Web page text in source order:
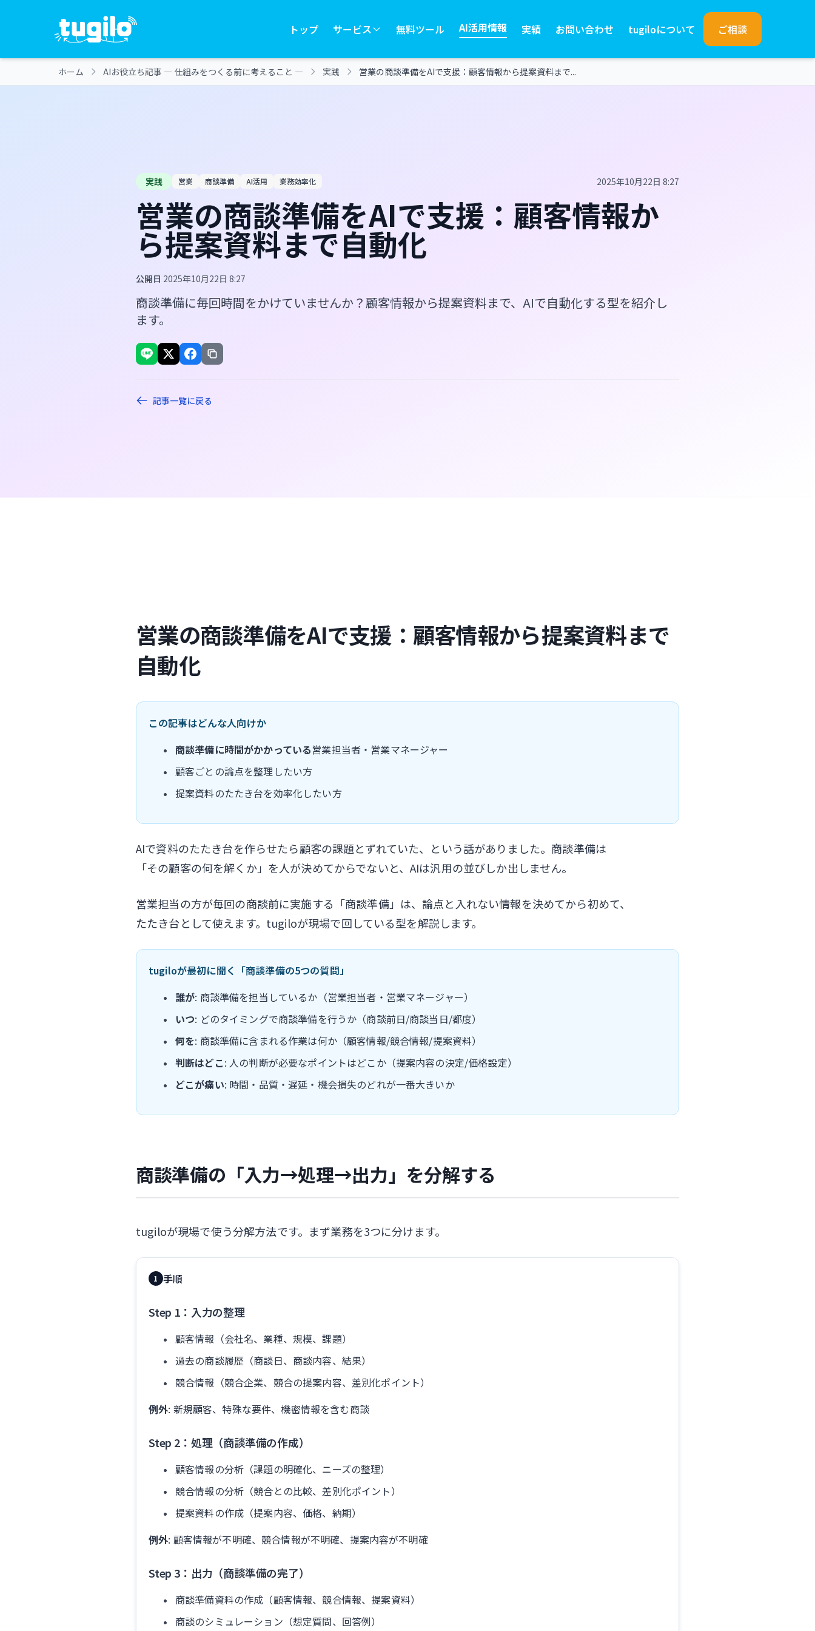
トップ サービス 無料ツール AI活用情報 実績 お問い合わせ tugiloについて ご相談
ホーム AIお役立ち記事 ― 仕組みをつくる前に考えること ― 実践 営業の商談準備をAIで支援：顧客情報から提案資料まで...
実践 営業 商談準備 AI活用 業務効率化 2025年10月22日 8:27
営業の商談準備をAIで支援：顧客情報か
ら提案資料まで自動化
公開日 2025年10月22日 8:27
商談準備に毎回時間をかけていませんか？顧客情報から提案資料まで、AIで自動化する型を紹介し
ます。
記事一覧に戻る
営業の商談準備をAIで支援：顧客情報から提案資料まで
自動化
この記事はどんな人向けか
商談準備に時間がかかっている営業担当者・営業マネージャー
顧客ごとの論点を整理したい方
提案資料のたたき台を効率化したい方
AIで資料のたたき台を作らせたら顧客の課題とずれていた、という話がありました。商談準備は
「その顧客の何を解くか」を人が決めてからでないと、AIは汎用の並びしか出しません。
営業担当の方が毎回の商談前に実施する「商談準備」は、論点と入れない情報を決めてから初めて、
たたき台として使えます。tugiloが現場で回している型を解説します。
tugiloが最初に聞く「商談準備の5つの質問」
誰が: 商談準備を担当しているか（営業担当者・営業マネージャー）
いつ: どのタイミングで商談準備を行うか（商談前日/商談当日/都度）
何を: 商談準備に含まれる作業は何か（顧客情報/競合情報/提案資料）
判断はどこ: 人の判断が必要なポイントはどこか（提案内容の決定/価格設定）
どこが痛い: 時間・品質・遅延・機会損失のどれが一番大きいか
商談準備の「入力→処理→出力」を分解する
tugiloが現場で使う分解方法です。まず業務を3つに分けます。
1 手順
Step 1：入力の整理
顧客情報（会社名、業種、規模、課題）
過去の商談履歴（商談日、商談内容、結果）
競合情報（競合企業、競合の提案内容、差別化ポイント）
例外: 新規顧客、特殊な要件、機密情報を含む商談
Step 2：処理（商談準備の作成）
顧客情報の分析（課題の明確化、ニーズの整理）
競合情報の分析（競合との比較、差別化ポイント）
提案資料の作成（提案内容、価格、納期）
例外: 顧客情報が不明確、競合情報が不明確、提案内容が不明確
Step 3：出力（商談準備の完了）
商談準備資料の作成（顧客情報、競合情報、提案資料）
商談のシミュレーション（想定質問、回答例）